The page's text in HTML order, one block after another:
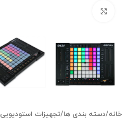
خانه/دسته بندی ها/تجهیزات استودیویی